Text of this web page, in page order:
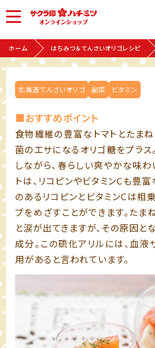
ホーム はちみつ＆てんさいオリゴレシピ
北海道てんさいオリゴ 副菜 ビタミン
■おすすめポイント
食物繊維の豊富なトマトとたま
菌のエサになるオリゴ糖をプラ
しながら、春らしい爽やかな味わ
トは、リコピンやビタミンCも豊
のあるリコピンとビタミンCは相
プをめざすことができます。たま
と涙が出てきますが、その原因と
成分。この硫化アリルには、血
用があると言われています。